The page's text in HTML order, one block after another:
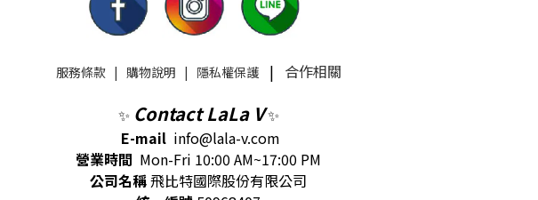
服務條款| 購物說明 | 隱私權保護| 合作相關
✨ Contact LaLa V✨
E-mail info@lala-v.com
營業時間 Mon-Fri 10:00 AM~17:00 PM
公司名稱飛比特國際股份有限公司